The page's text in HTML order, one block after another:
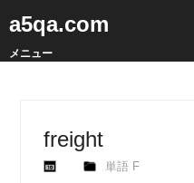
a5qa.com
メニュー
freight
単語 F